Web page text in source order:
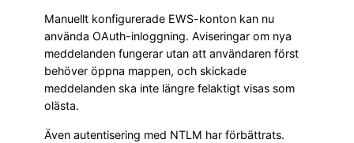
Manuellt konfigurerade EWS-konton kan nu
använda OAuth-inloggning. Aviseringar om nya
meddelanden fungerar utan att användaren först
behöver öppna mappen, och skickade
meddelanden ska inte längre felaktigt visas som
olästa.
Även autentisering med NTLM har förbättrats.